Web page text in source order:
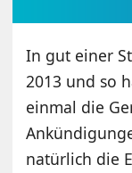
In gut einer
2013 und so
einmal die
natürlich die